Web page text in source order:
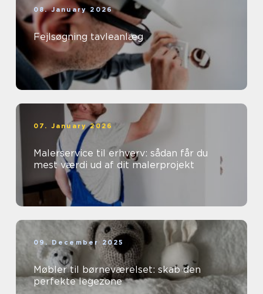
08. January 2026
Fejlsøgning tavleanlæg
07. January 2026
Malerservice til erhverv: sådan får du
mest værdi ud af dit malerprojekt
09. December 2025
Møbler til børneværelset: skab den
perfekte legezone